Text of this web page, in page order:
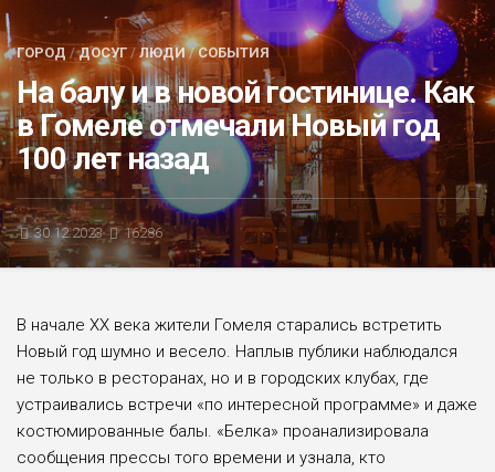
БЛИЦ-ОПРОС
АФИША
ГОРОД /ДОСУГ /ЛЮДИ/СОБЫТИЯ
На балу и в новой гостинице. Как
в Гомеле отмечали Новый год
100 лет назад
30.12.2023 16286
В начале ХХ века жители Гомеля старались встретить
Новый год шумно и весело. Наплыв публики наблюдался
не только в ресторанах, но и в городских клубах, где
устраивались встречи «по интересной программе» и даже
костюмированные балы. «Белка» проанализировала
сообщения прессы того времени и узнала, кто